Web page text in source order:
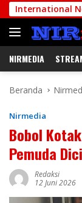
Langsung
ke
konten
International
NIRMEDIA
Beranda
Nirmedia
Bobol
Pemuda
Redaksi
12 Juni 2026